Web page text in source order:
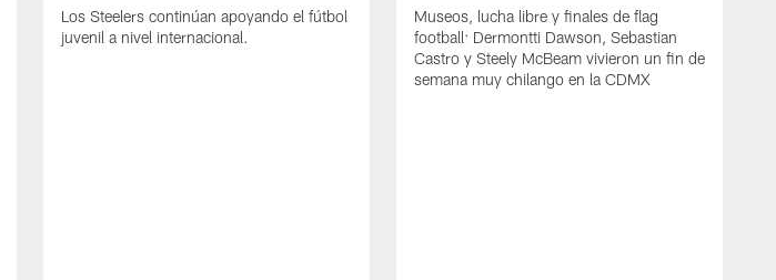
Los Steelers continúan apoyando el fútbol
juvenil a nivel internacional.
Museos, lucha libre y finales de flag
football: Dermontti Dawson, Sebastian
Castro y Steely McBeam vivieron un fin de
semana muy chilango en la CDMX